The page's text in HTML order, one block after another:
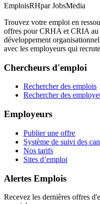
EmploisRHpar JobsMedia
Trouvez votre emploi en
offres pour CRHA et CRIA au
développement
avec les employeurs qui
Chercheurs d'emploi
Rechercher des emplois
Rechercher des
Employeurs
Publier une offre
Système de suivi des
Nos tarifs
Sites d’emploi
Alertes Emplois
Recevez les dernières offres